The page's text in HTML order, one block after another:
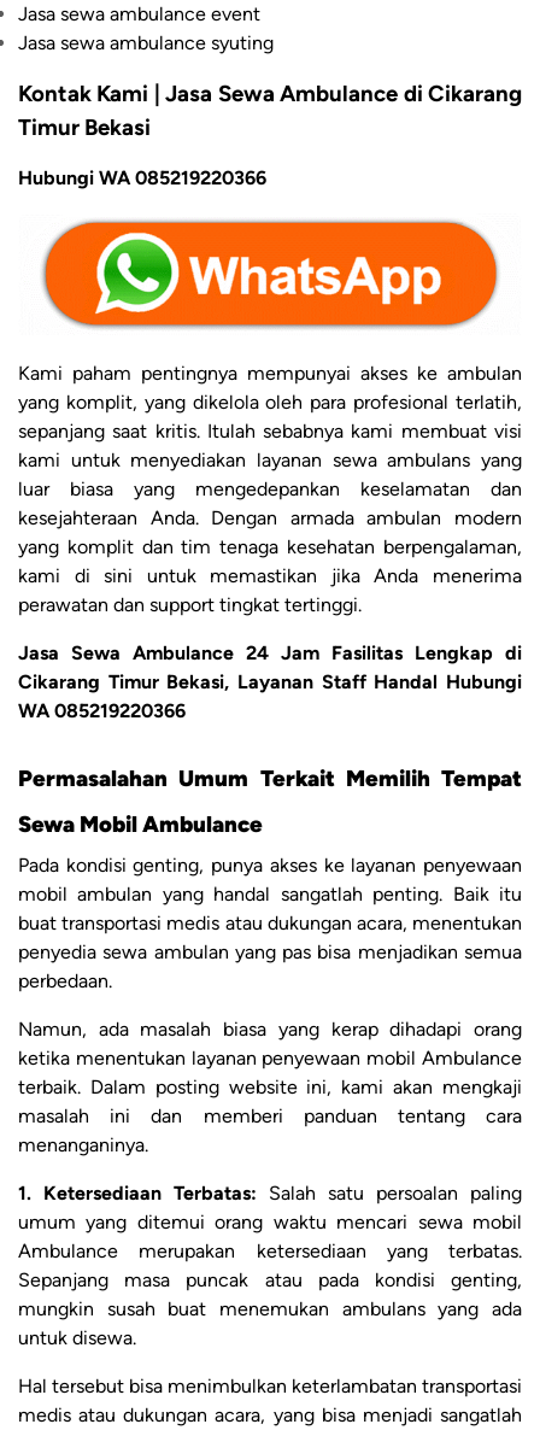
Jasa sewa ambulance event
Jasa sewa ambulance syuting
Kontak Kami | Jasa Sewa Ambulance di Cikarang
Timur Bekasi
Hubungi WA 085219220366
Kami paham pentingnya mempunyai akses ke ambulan
yang komplit, yang dikelola oleh para profesional terlatih,
sepanjang saat kritis. Itulah sebabnya kami membuat visi
kami untuk menyediakan layanan sewa ambulans yang
luar biasa yang mengedepankan keselamatan dan
kesejahteraan Anda. Dengan armada ambulan modern
yang komplit dan tim tenaga kesehatan berpengalaman,
kami di sini untuk memastikan jika Anda menerima
perawatan dan support tingkat tertinggi.
Jasa Sewa Ambulance 24 Jam Fasilitas Lengkap di
Cikarang Timur Bekasi, Layanan Staff Handal Hubungi
WA 085219220366
Permasalahan Umum Terkait Memilih Tempat
Sewa Mobil Ambulance
Pada kondisi genting, punya akses ke layanan penyewaan
mobil ambulan yang handal sangatlah penting. Baik itu
buat transportasi medis atau dukungan acara, menentukan
penyedia sewa ambulan yang pas bisa menjadikan semua
perbedaan.
Namun, ada masalah biasa yang kerap dihadapi orang
ketika menentukan layanan penyewaan mobil Ambulance
terbaik. Dalam posting website ini, kami akan mengkaji
masalah ini dan memberi panduan tentang cara
menanganinya.
1. Ketersediaan Terbatas: Salah satu persoalan paling
umum yang ditemui orang waktu mencari sewa mobil
Ambulance merupakan ketersediaan yang terbatas.
Sepanjang masa puncak atau pada kondisi genting,
mungkin susah buat menemukan ambulans yang ada
untuk disewa.
Hal tersebut bisa menimbulkan keterlambatan transportasi
medis atau dukungan acara, yang bisa menjadi sangatlah